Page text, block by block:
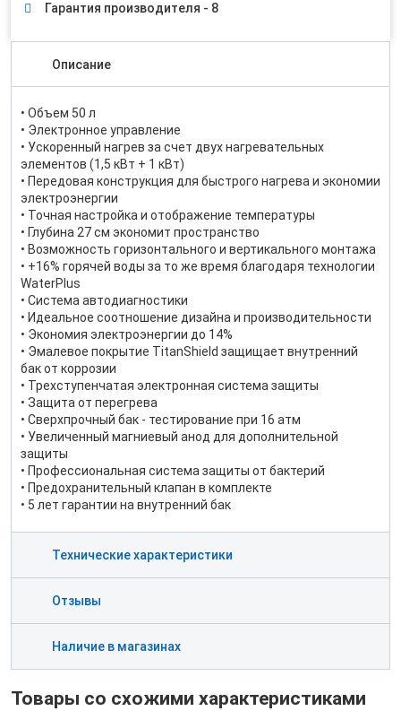
Гарантия производителя - 8
Описание
• Объем 50 л
• Электронное управление
• Ускоренный нагрев за счет двух нагревательных
элементов (1,5 кВт + 1 кВт)
• Передовая конструкция для быстрого нагрева и экономии
электроэнергии
• Точная настройка и отображение температуры
• Глубина 27 см экономит пространство
• Возможность горизонтального и вертикального монтажа
• +16% горячей воды за то же время благодаря технологии
WaterPlus
• Cистема автодиагностики
• Идеальное соотношение дизайна и производительности
• Экономия электроэнергии до 14%
• Эмалевое покрытие TitanShield защищает внутренний
бак от коррозии
• Трехступенчатая электронная система защиты
• Защита от перегрева
• Сверхпрочный бак - тестирование при 16 атм
• Увеличенный магниевый анод для дополнительной
защиты
• Профессиональная система защиты от бактерий
• Предохранительный клапан в комплекте
• 5 лет гарантии на внутренний бак
Технические характеристики
Отзывы
Наличие в магазинах
Товары со схожими характеристиками